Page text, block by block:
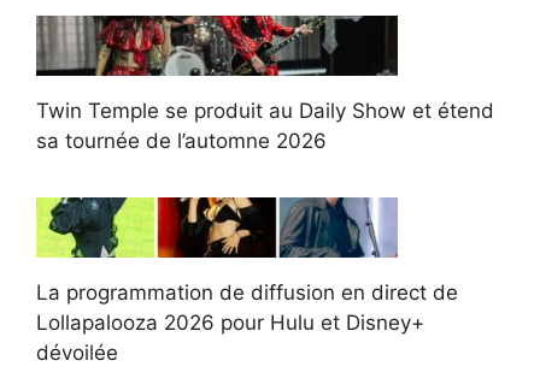
Twin Temple se produit au Daily Show et étend
sa tournée de l’automne 2026
La programmation de diffusion en direct de
Lollapalooza 2026 pour Hulu et Disney+
dévoilée